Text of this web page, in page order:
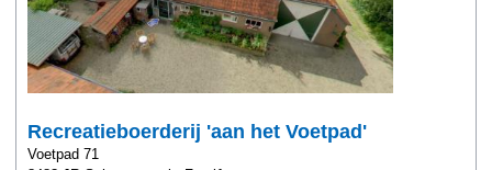
Recreatieboerderij 'aan het Voetpad'
Voetpad 71